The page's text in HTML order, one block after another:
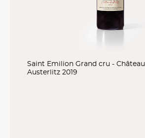
Saint Emilion Grand cru - Château
Austerlitz 2019